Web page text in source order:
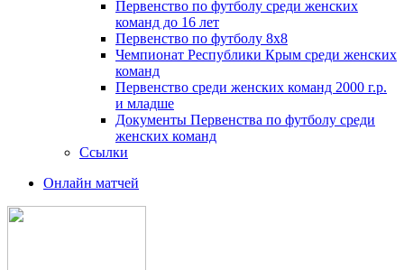
Первенство по футболу среди женских
команд до 16 лет
Первенство по футболу 8х8
Чемпионат Республики Крым среди женских
команд
Первенство среди женских команд 2000 г.р.
и младше
Документы Первенства по футболу среди
женских команд
Ссылки
Онлайн матчей